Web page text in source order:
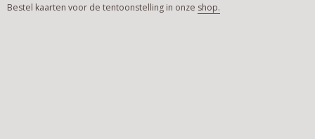
Bestel kaarten voor de tentoonstelling in onze shop.